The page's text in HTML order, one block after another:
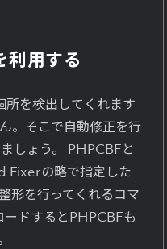
利用する
を検出してくれます
。そこで自動修正を行
しょう。 PHPCBFと
の略で指定した
形を行ってくれるコマ
ドするとPHPCBFも